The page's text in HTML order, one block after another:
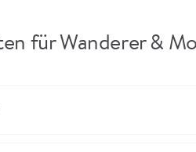
für Wanderer &